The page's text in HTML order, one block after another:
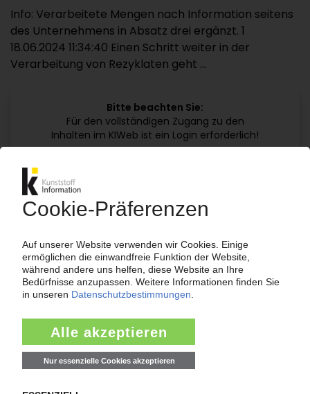
Info: Verarbeitete Mengen nach Information seitens
des Unternehmens in Absatz drei ergänzt. 1
18.06.2024 11:34:40 Einen Schritt weiter in der
Verarbeitung von Rezyklaten geht ...
Bitte beachten Sie:
Für den vollständigen Zugang zu den
Inhalten im KIWeb ist ein Login erforderlich!
Jetzt weiterlesen mit einem KI Abo:
jährlich kündbar
ab99€/Monat
Jetzt kostenlos testen
Bereits KI-Abonnent? Jetzt